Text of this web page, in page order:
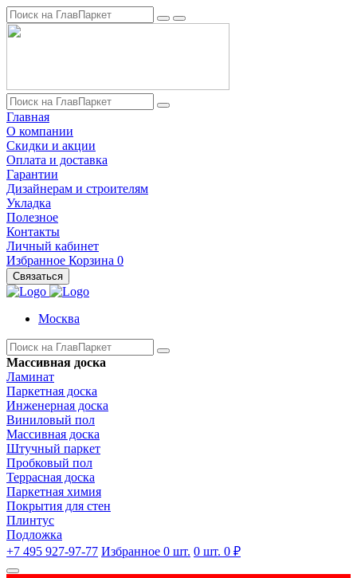
Главная
О компании
Скидки и акции
Оплата и доставка
Гарантии
Дизайнерам и строителям
Укладка
Полезное
Контакты
Личный кабинет
Избранное Корзина 0
Связаться
Москва
Массивная доска
Ламинат
Паркетная доска
Инженерная доска
Виниловый пол
Массивная доска
Штучный паркет
Пробковый пол
Террасная доска
Паркетная химия
Покрытия для стен
Плинтус
Подложка
+7 495 927-97-77 Избранное 0 шт. 0 шт. 0 ₽